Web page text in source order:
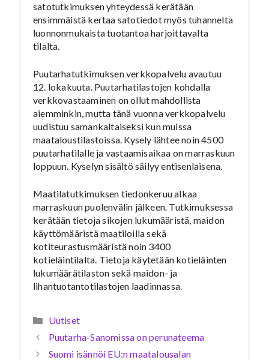
satotutkimuksen yhteydessä kerätään
ensimmäistä kertaa satotiedot myös tuhannelta
luonnonmukaista tuotantoa harjoittavalta
tilalta.
Puutarhatutkimuksen verkkopalvelu avautuu
12. lokakuuta. Puutarhatilastojen kohdalla
verkkovastaaminen on ollut mahdollista
aiemminkin, mutta tänä vuonna verkkopalvelu
uudistuu samankaltaiseksi kun muissa
maataloustilastoissa. Kysely lähtee noin 4500
puutarhatilalle ja vastaamisaikaa on marraskuun
loppuun. Kyselyn sisältö säilyy entisenlaisena.
Maatilatutkimuksen tiedonkeruu alkaa
marraskuun puolenvälin jälkeen. Tutkimuksessa
kerätään tietoja sikojen lukumääristä, maidon
käyttömääristä maatiloilla sekä
kotiteurastusmääristä noin 3400
kotieläintilalta. Tietoja käytetään kotieläinten
lukumäärätilaston sekä maidon- ja
lihantuotantotilastojen laadinnassa.
Kategoriat
Uutiset
Puutarha-Sanomissa on perunateema
Suomi isännöi EU:n maatalousalan